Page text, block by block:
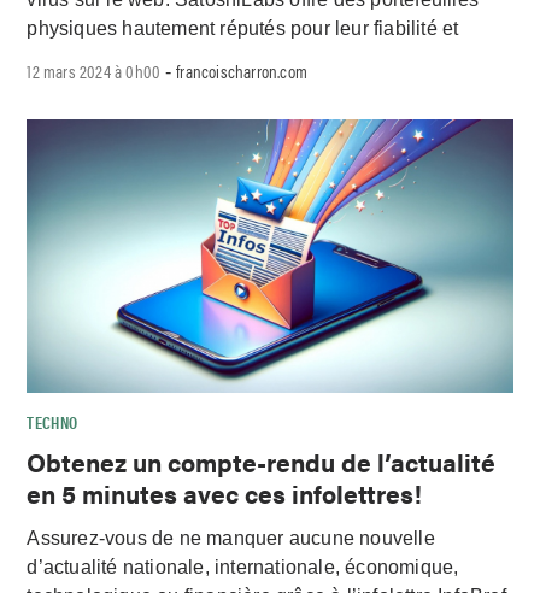
physiques hautement réputés pour leur fiabilité et
12 mars 2024 à 0h00 -francoischarron.com
TECHNO
Obtenez un compte-rendu de l’actualité
en 5 minutes avec ces infolettres!
Assurez-vous de ne manquer aucune nouvelle
d’actualité nationale, internationale, économique,